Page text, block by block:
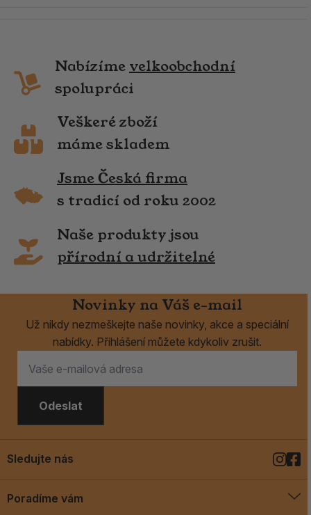
Nabízíme velkoobchodní
spolupráci
Veškeré zboží
máme skladem
Jsme Česká firma
s tradicí od roku 2002
Naše produkty jsou
přírodní a udržitelné
Novinky na Váš e-mail
Už nikdy nezmeškejte naše novinky, akce a speciální
nabídky. Přihlášení můžete kdykoliv zrušit.
Odeslat
Poradíme vám
Sledujte nás